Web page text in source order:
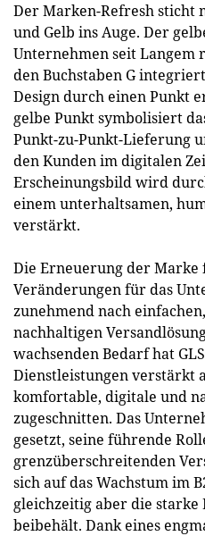
Der Marken-Refresh sticht
und Gelb ins Auge. Der
Unternehmen seit
den Buchstaben G
Design durch einen Punkt
gelbe Punkt symbolisiert
Punkt-zu-Punkt-Lieferung
den Kunden im digitalen
Erscheinungsbild wird
einem unterhaltsamen,
verstärkt.
Die Erneuerung der
Veränderungen für das
zunehmend nach
nachhaltigen
wachsenden Bedarf hat
Dienstleistungen verstärkt
komfortable, digitale und
zugeschnitten. Das
gesetzt, seine führende
grenzüberschreitenden
sich auf das Wachstum im
gleichzeitig aber die starke
beibehält. Dank eines